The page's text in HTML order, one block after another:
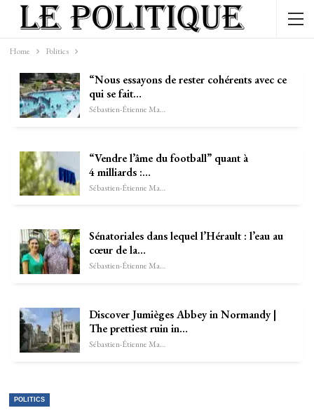
Home Politics
“Nous essayons de rester cohérents avec ce
qui se fait…
Sébastien-Étienne Marechal
“Vendre l’âme du football” quant à
4 milliards :…
Sébastien-Étienne Marechal
Sénatoriales dans lequel l’Hérault : l’eau au
cœur de la…
Sébastien-Étienne Marechal
Discover Jumièges Abbey in Normandy |
The prettiest ruin in…
Sébastien-Étienne Marechal
POLITICS